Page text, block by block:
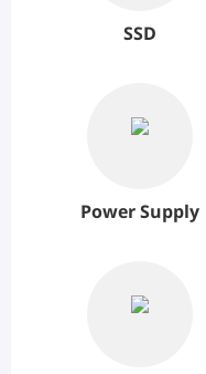
SSD
Power Supply